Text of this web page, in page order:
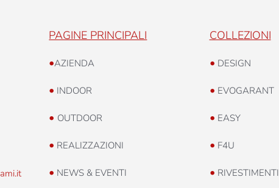
PAGINE PRINCIPALI
•AZIENDA
• INDOOR
• OUTDOOR
• REALIZZAZIONI
• NEWS & EVENTI
COLLEZIONI
• DESIGN
• EVOGARANT
• EASY
• F4U
• RIVESTIMENTI